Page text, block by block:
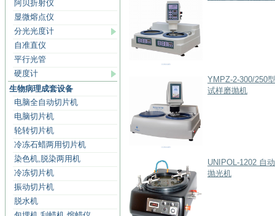
阿贝折射仪
显微熔点仪
分光光度计
自准直仪
平行光管
硬度计
生物病理成套设备
电脑全自动切片机
电脑切片机
轮转切片机
冷冻石蜡两用切片机
染色机,脱染两用机
冷冻切片机
振动切片机
脱水机
YMPZ-2-300/250
试样磨抛机
UNIPOL-1202 自
抛光机